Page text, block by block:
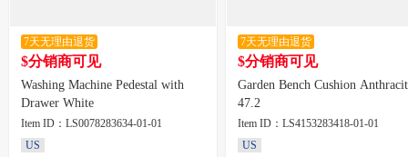
7天无理由退货
$分销商可见
Washing Machine Pedestal with
Drawer White
Item ID：LS0078283634-01-01
US
7天无理由退货
$分销商可见
Garden Bench Cushion
47.2
Item ID：LS4153283418-01-01
US